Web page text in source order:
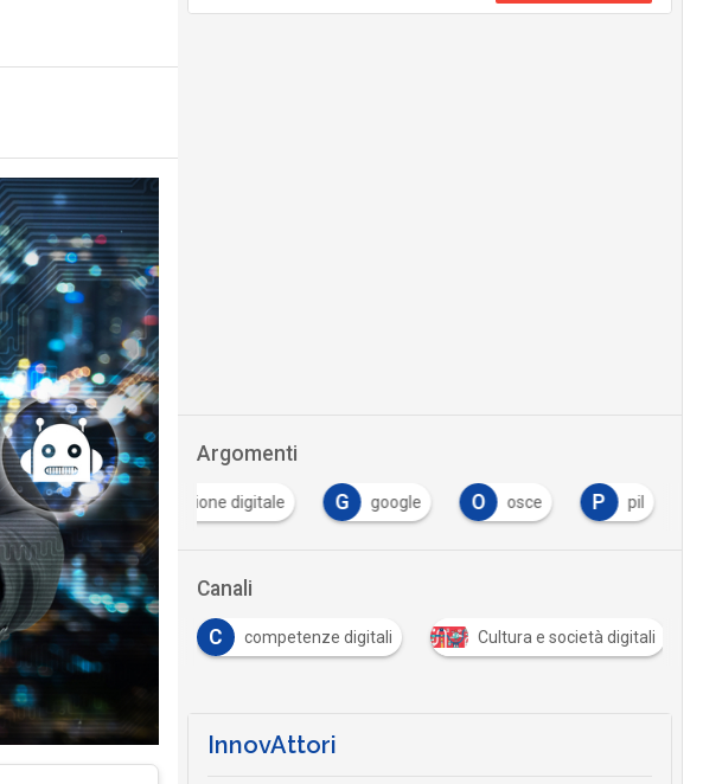
Argomenti
C conservazione digitale G google O osce P pil
Canali
Cittadinanza digitale C competenze digitali Cultura e società digitali
InnovAttori